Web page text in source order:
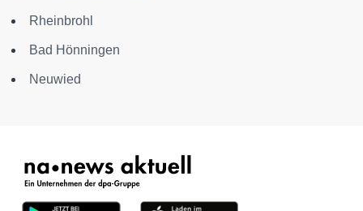
Rheinbrohl
Bad Hönningen
Neuwied